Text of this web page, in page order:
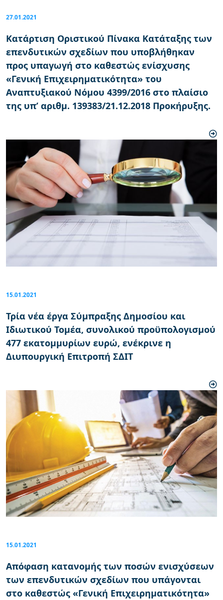
27.01.2021
Κατάρτιση Οριστικού Πίνακα Κατάταξης των
επενδυτικών σχεδίων που υποβλήθηκαν
προς υπαγωγή στο καθεστώς ενίσχυσης
«Γενική Επιχειρηματικότητα» του
Αναπτυξιακού Νόμου 4399/2016 στο πλαίσιο
της υπ’ αριθμ. 139383/21.12.2018 Προκήρυξης.
15.01.2021
Τρία νέα έργα Σύμπραξης Δημοσίου και
Ιδιωτικού Τομέα, συνολικού προϋπολογισμού
477 εκατομμυρίων ευρώ, ενέκρινε η
Διυπουργική Επιτροπή ΣΔΙΤ
15.01.2021
Απόφαση κατανομής των ποσών ενισχύσεων
των επενδυτικών σχεδίων που υπάγονται
στο καθεστώς «Γενική Επιχειρηματικότητα»